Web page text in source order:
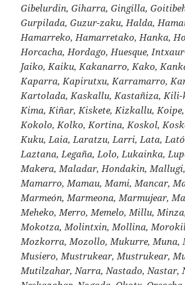
Gibelurdin, Giharra, Gingilla,
Gurpilada, Guzur-zaku, Halda,
Hamarreko, Hamarretako, Hanka,
Horcacha, Hordago, Huesque,
Jaiko, Kaiku, Kakanarro, Kako,
Kaparra, Kapirutxu, Karramarro,
Kartolada, Kaskallu, Kastañiza,
Kima, Kiñar, Kiskete, Kizkallu,
Kokolo, Kolko, Kortina, Koskol,
Kuku, Laia, Laratzu, Larri, Lata,
Laztana, Legaña, Lolo, Lukainka,
Makera, Maladar, Hondakin,
Mamarro, Mamau, Mami, Mancar,
Marmeón, Marmeona, Marmujear,
Meheko, Merro, Memelo, Millu,
Mokotza, Molintxin, Mollina,
Mozkorra, Mozollo, Mukurre, Muna,
Musiero, Mustrukear, Mustrukear,
Mutilzahar, Narra, Nastado, Nastar,